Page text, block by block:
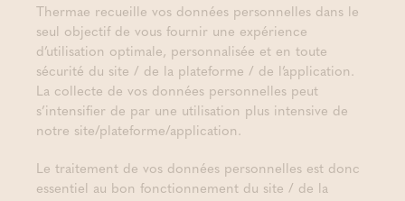
Thermae recueille vos données personnelles dans le
seul objectif de vous fournir une expérience
d’utilisation optimale, personnalisée et en toute
sécurité du site / de la plateforme / de l’application.
La collecte de vos données personnelles peut
s’intensifier de par une utilisation plus intensive de
notre site/plateforme/application.
Le traitement de vos données personnelles est donc
essentiel au bon fonctionnement du site / de la